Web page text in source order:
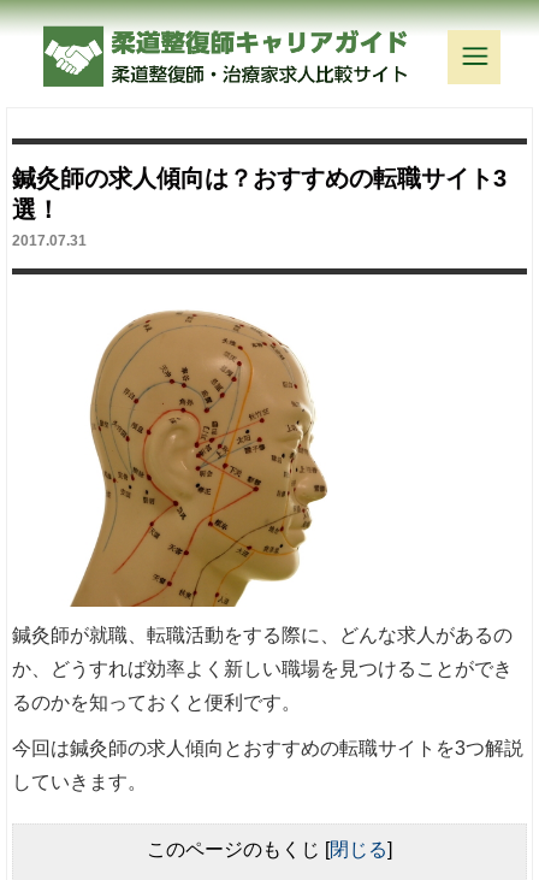
鍼灸師の求人傾向は？おすすめの転職サイト3
選！
2017.07.31
鍼灸師が就職、転職活動をする際に、どんな求人があるの
か、どうすれば効率よく新しい職場を見つけることができ
るのかを知っておくと便利です。
今回は鍼灸師の求人傾向とおすすめの転職サイトを3つ解説
していきます。
このページのもくじ [閉じる]